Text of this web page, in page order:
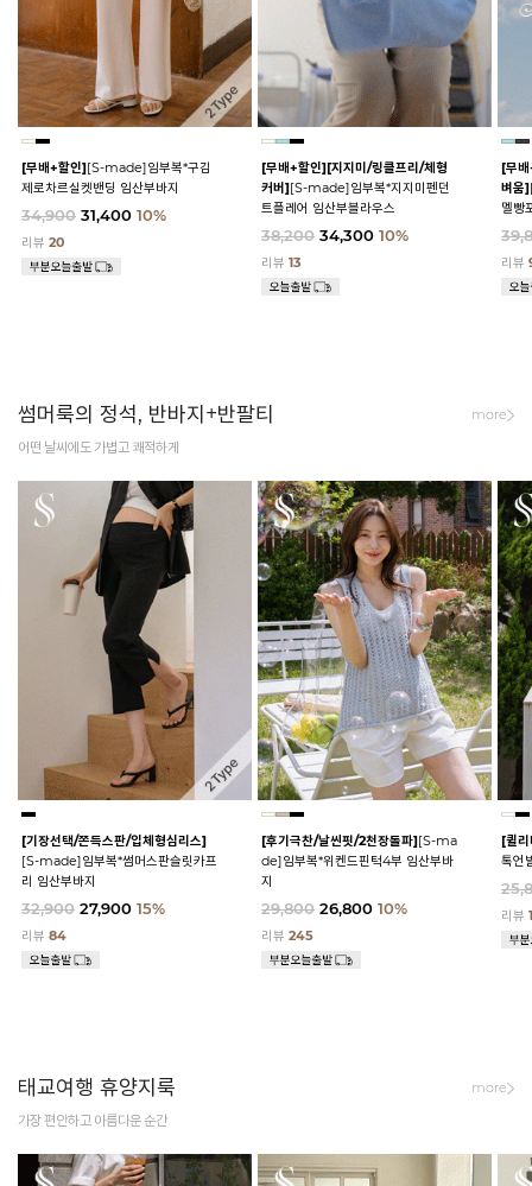
[무배+할인][S-made]임부복*구김
제로차르실켓밴딩 임산부바지
34,900 31,400 10%
리뷰 20
[무배+할인][지지미/링클프리/체형
커버][S-made]임부복*지지미펜던
트플레어 임산부블라우스
38,200 34,300 10%
리뷰13
[무
벼움]
멜빵
리뷰
썸머룩의 정석, 반바지+반팔티
어떤 날씨에도 가볍고 쾌적하게
more
[기장선택/쫀득스판/입체형심리스]
[S-made]임부복*썸머스판슬릿카프
리 임산부바지
32,900 27,900 15%
리뷰 84
[후기극찬/날씬핏/2천장돌파][S-ma
de]임부복*위켄드핀턱4부 임산부바
지
29,800 26,800 10%
리뷰245
[퀼
톡언
리뷰
태교여행 휴양지룩
가장 편안하고 아름다운 순간
more